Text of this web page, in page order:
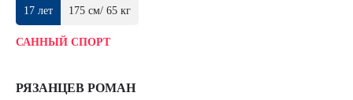
17 лет 175 см/ 65 кг
САННЫЙ СПОРТ
РЯЗАНЦЕВ РОМАН